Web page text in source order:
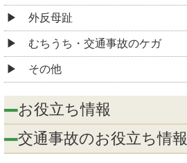
外反母趾
むちうち・交通事故のケガ
その他
お役立ち情報
交通事故のお役立ち情報